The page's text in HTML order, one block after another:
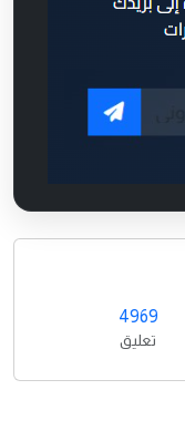
4969
تعليق